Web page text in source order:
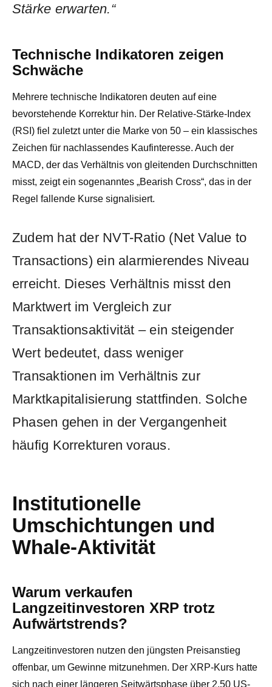
Stärke erwarten.“
Technische Indikatoren zeigen
Schwäche
Mehrere technische Indikatoren deuten auf eine
bevorstehende Korrektur hin. Der Relative-Stärke-Index
(RSI) fiel zuletzt unter die Marke von 50 – ein klassisches
Zeichen für nachlassendes Kaufinteresse. Auch der
MACD, der das Verhältnis von gleitenden Durchschnitten
misst, zeigt ein sogenanntes „Bearish Cross“, das in der
Regel fallende Kurse signalisiert.
Zudem hat der NVT-Ratio (Net Value to
Transactions) ein alarmierendes Niveau
erreicht. Dieses Verhältnis misst den
Marktwert im Vergleich zur
Transaktionsaktivität – ein steigender
Wert bedeutet, dass weniger
Transaktionen im Verhältnis zur
Marktkapitalisierung stattfinden. Solche
Phasen gehen in der Vergangenheit
häufig Korrekturen voraus.
Institutionelle
Umschichtungen und
Whale-Aktivität
Warum verkaufen
Langzeitinvestoren XRP trotz
Aufwärtstrends?
Langzeitinvestoren nutzen den jüngsten Preisanstieg
offenbar, um Gewinne mitzunehmen. Der XRP-Kurs hatte
sich nach einer längeren Seitwärtsphase über 2,50 US-